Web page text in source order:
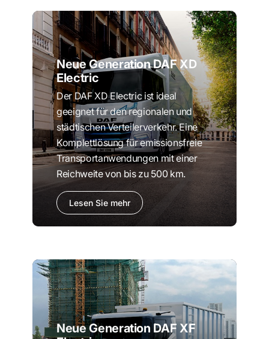
Neue Generation DAF XD
Electric
Der DAF XD Electric ist ideal
geeignet für den regionalen und
städtischen Verteilerverkehr. Eine
Komplettlösung für emissionsfreie
Transportanwendungen mit einer
Reichweite von bis zu 500 km.
Lesen Sie mehr
Neue Generation DAF XF